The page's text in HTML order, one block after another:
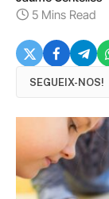
5 Mins Read
SEGUEIX-NOS!